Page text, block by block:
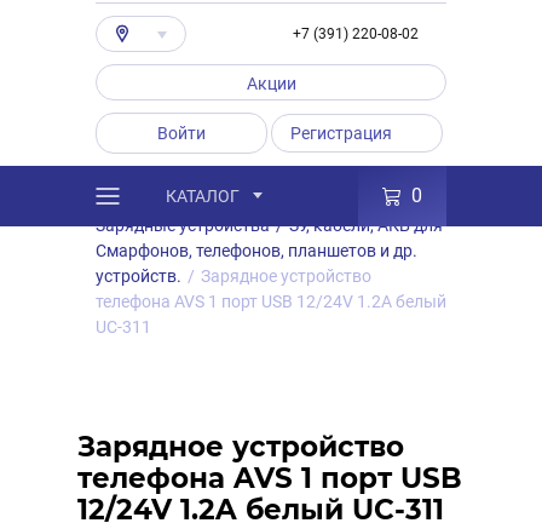
+7 (391) 220-08-02
Акции
Войти Регистрация
КАТАЛОГ 0
Каталог / Товары Аксессуары
/
Зарядные устройства / ЗУ, кабели, АКБ для
Смарфонов, телефонов, планшетов и др.
устройств. / Зарядное устройство
телефона AVS 1 порт USB 12/24V 1.2A белый
UC-311
Зарядное устройство
телефона AVS 1 порт USB
12/24V 1.2A белый UC-311